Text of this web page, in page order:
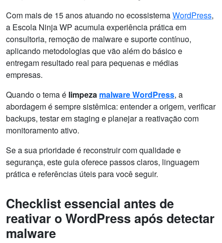
Com mais de 15 anos atuando no ecossistemaWordPress,
a Escola Ninja WP acumula experiência prática em
consultoria, remoção de malware e suporte contínuo,
aplicando metodologias que vão além do básico e
entregam resultado real para pequenas e médias
empresas.
Quando o tema é limpeza malware WordPress, a
abordagem é sempre sistêmica: entender a origem, verificar
backups, testar em staging e planejar a reativação com
monitoramento ativo.
Se a sua prioridade é reconstruir com qualidade e
segurança, este guia oferece passos claros, linguagem
prática e referências úteis para você seguir.
Checklist essencial antes de
reativar o WordPress após detectar
malware